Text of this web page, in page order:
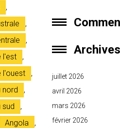
,
,
,
l'est
,
l'ouest
,
nord
,
sud
,
Angola
,
Archives
juillet 2026
avril 2026
mars 2026
février 2026